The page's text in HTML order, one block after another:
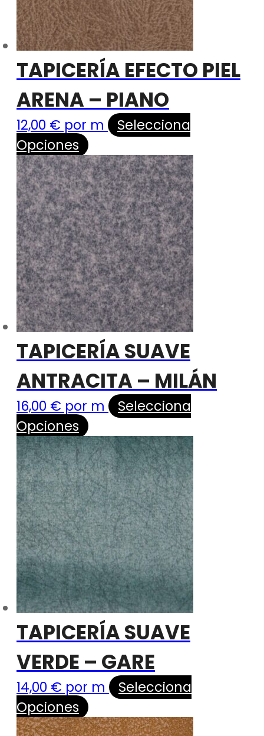
TAPICERÍA EFECTO PIEL
ARENA – PIANO
12,00 € por m
Selecciona
Opciones
TAPICERÍA SUAVE
ANTRACITA – MILÁN
16,00 € por m
Selecciona
Opciones
TAPICERÍA SUAVE
VERDE – GARE
14,00 € por m
Selecciona
Opciones